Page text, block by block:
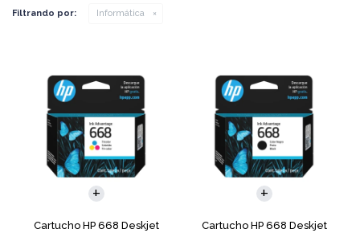
Filtrando por: Informática
Cartucho HP 668 Deskjet
Cartucho HP 668 Deskjet